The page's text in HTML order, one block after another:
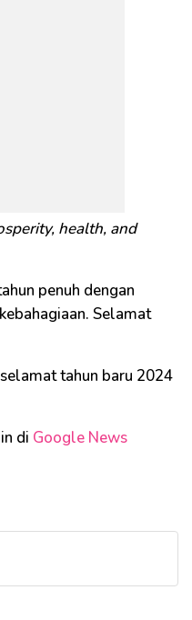
health, and
penuh dengan
Selamat
tahun baru 2024
di Google News